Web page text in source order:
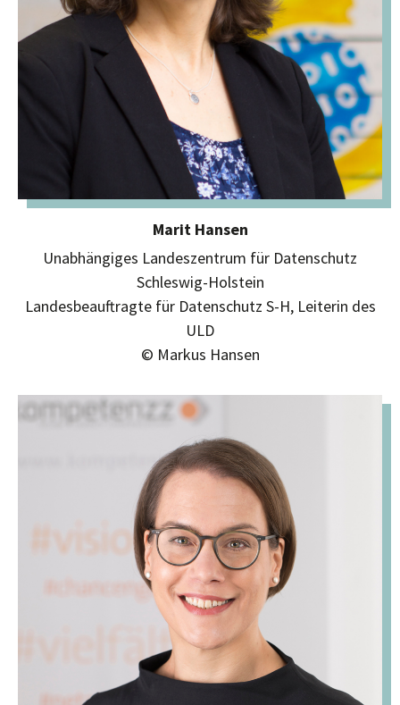
Marit Hansen
Unabhängiges Landeszentrum für Datenschutz
Schleswig-Holstein
Landesbeauftragte für Datenschutz S-H, Leiterin des
ULD
© Markus Hansen